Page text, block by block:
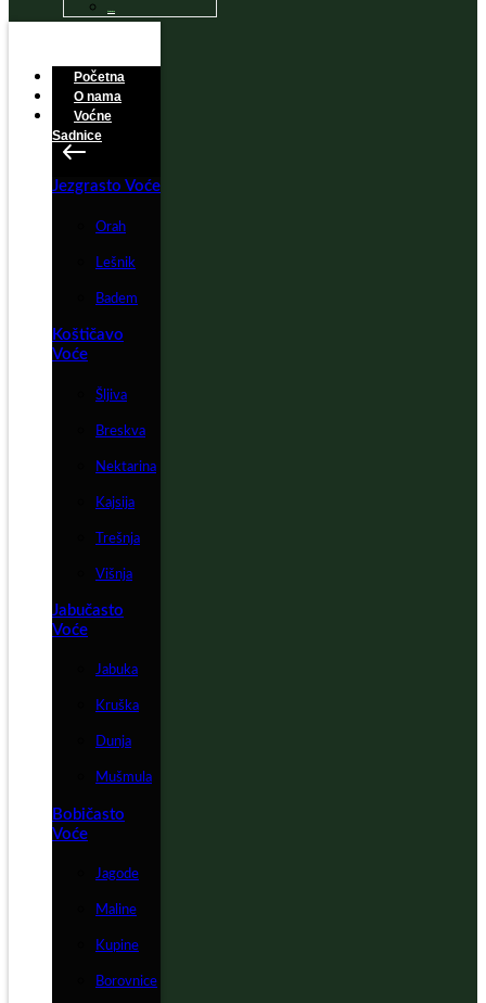
Početna
O nama
Voćne
Sadnice
Jezgrasto Voće
Orah
Lešnik
Badem
Koštičavo
Voće
Šljiva
Breskva
Nektarina
Kajsija
Trešnja
Višnja
Jabučasto
Voće
Jabuka
Kruška
Dunja
Mušmula
Bobičasto
Voće
Jagode
Maline
Kupine
Borovnice